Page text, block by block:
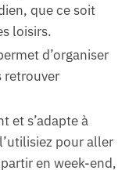
que ce soit
loisirs.
d’organiser
retrouver
et s’adapte à
pour aller
en week-end,